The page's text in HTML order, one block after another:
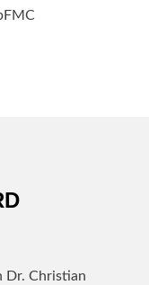
Dr. Christian